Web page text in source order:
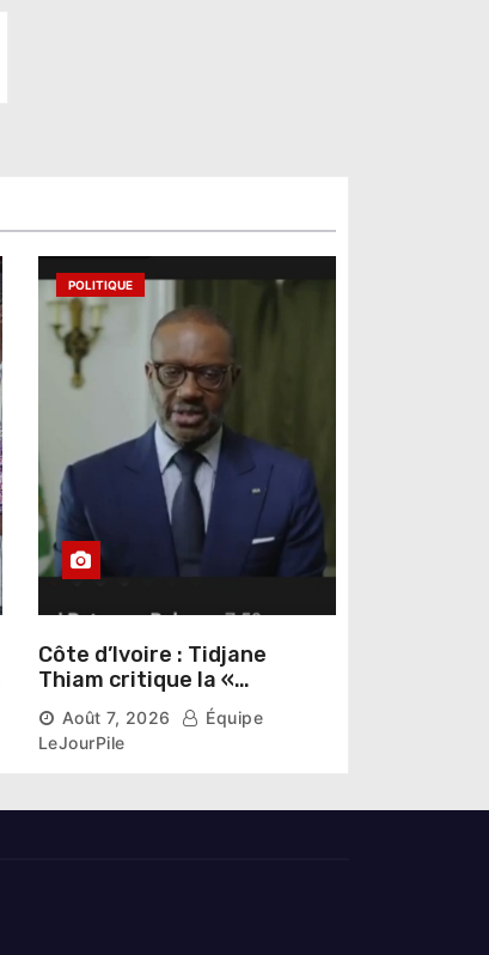
POLITIQUE
Côte d’Ivoire : Tidjane
Thiam critique la «
judiciarisation » de la
politique et appelle à
poursuivre l’apaisement
Août 7, 2026
Équipe
LeJourPile